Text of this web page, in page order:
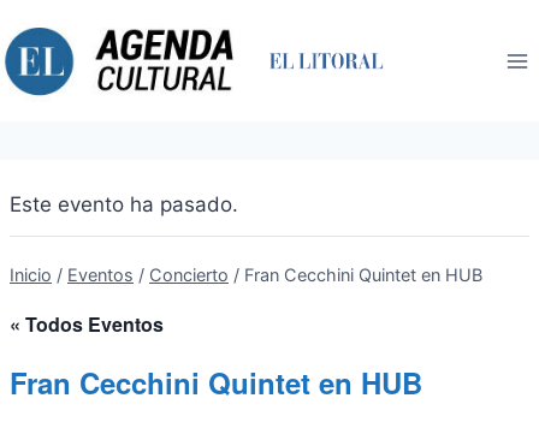
al
contenido
Este evento ha pasado.
Inicio / Eventos / Concierto / Fran Cecchini Quintet en HUB
« Todos Eventos
Fran Cecchini Quintet en HUB